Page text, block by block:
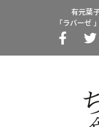
有元葉
「ラバーゼ